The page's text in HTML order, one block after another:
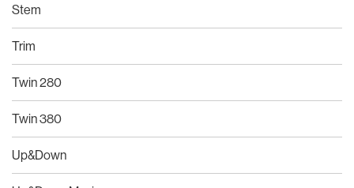
Stem
Trim
Twin 280
Twin 380
Up&Down